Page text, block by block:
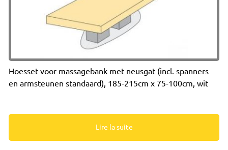
Hoesset voor massagebank met neusgat (incl. spanners
en armsteunen standaard), 185-215cm x 75-100cm, wit
Lire la suite